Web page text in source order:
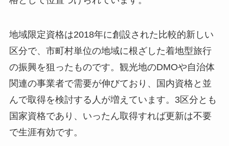
地域限定資格は2018年に創設された比較的新しい
区分で、市町村単位の地域に根ざした着地型旅行
の振興を狙ったものです。観光地のDMOや自治体
関連の事業者で需要が伸びており、国内資格と並
んで取得を検討する人が増えています。3区分とも
国家資格であり、いったん取得すれば更新は不要
で生涯有効です。